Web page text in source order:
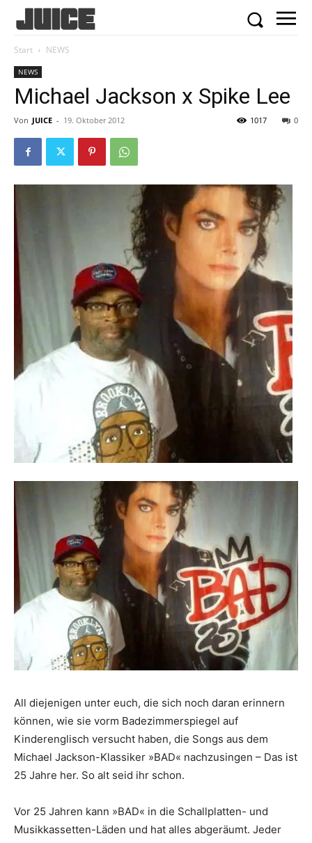
Start NEWS
NEWS
Michael Jackson x Spike Lee
Von JUICE - 19. Oktober 2012 0
1017
All diejenigen unter euch, die sich noch daran erinnern
können, wie sie vorm Badezimmerspiegel auf
Kinderenglisch versucht haben, die Songs aus dem
Michael Jackson-Klassiker »BAD« nachzusingen – Das ist
25 Jahre her. So alt seid ihr schon.
Vor 25 Jahren kann »BAD« in die Schallplatten- und
Musikkassetten-Läden und hat alles abgeräumt. Jeder